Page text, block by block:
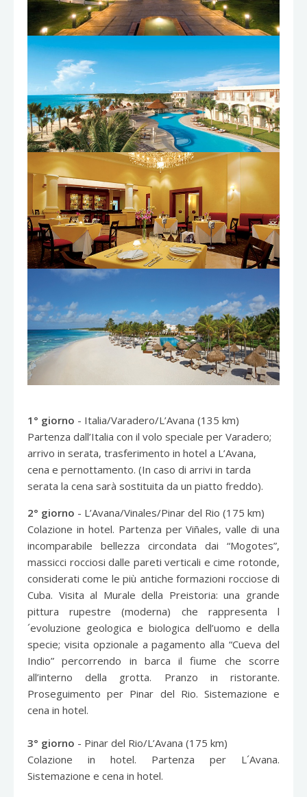
1° giorno - Italia/Varadero/L’Avana (135 km)
Partenza dall’Italia con il volo speciale per Varadero;
arrivo in serata, trasferimento in hotel a L’Avana,
cena e pernottamento. (In caso di arrivi in tarda
serata la cena sarà sostituita da un piatto freddo).
2° giorno - L’Avana/Vinales/Pinar del Rio (175 km)
Colazione in hotel. Partenza per Viñales, valle di una
incomparabile bellezza circondata dai “Mogotes”,
massicci rocciosi dalle pareti verticali e cime rotonde,
considerati come le più antiche formazioni rocciose di
Cuba. Visita al Murale della Preistoria: una grande
pittura rupestre (moderna) che rappresenta l
´evoluzione geologica e biologica dell’uomo e della
specie; visita opzionale a pagamento alla “Cueva del
Indio” percorrendo in barca il fiume che scorre
all’interno della grotta. Pranzo in ristorante.
Proseguimento per Pinar del Rio. Sistemazione e
cena in hotel.
3° giorno - Pinar del Rio/L’Avana (175 km)
Colazione in hotel. Partenza per L´Avana.
Sistemazione e cena in hotel.